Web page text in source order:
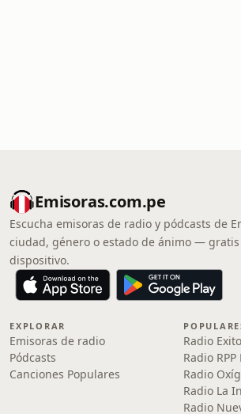
Emisoras.com.pe
Escucha emisoras de radio y pódcasts de
ciudad, género o estado de ánimo —
dispositivo.
EXPLORAR
Emisoras de radio
Pódcasts
Canciones Populares
Radio
Radio
Radio
Radio La
Radio